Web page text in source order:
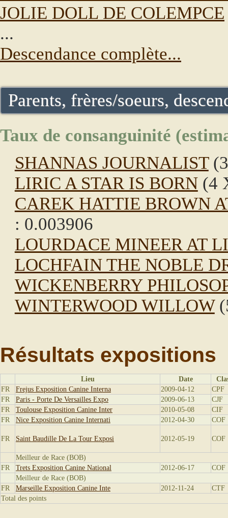
JOLIE DOLL DE COLEMPCE
...
Descendance complète...
Parents, frères/soeurs,
Taux de consanguinité
SHANNAS JOURNALIST
LIRIC A STAR IS BORN(4
CAREK HATTIE BROWN
: 0.003906
LOURDACE MINEER AT
LOCHFAIN THE NOBLE
WICKENBERRY
WINTERWOOD WILLOW
Résultats expositions
Lieu Date
FR
Frejus Exposition Canine Interna 2009-04-12
CPF
FR
Paris - Porte De Versailles Expo 2009-06-13
CJF
FR
Toulouse Exposition Canine Inter 2010-05-08
CIF
FR
Nice Exposition Canine Internati 2012-04-30 COF
FR Saint Baudille De La Tour Exposi 2012-05-19 COF
Meilleur de Race (BOB)
FR
Trets Exposition Canine National 2012-06-17
COF
Meilleur de Race (BOB)
FR
Marseille Exposition Canine Inte 2012-11-24
CTF
Total des points